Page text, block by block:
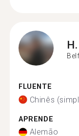
H.
FLUENTE
Chinês
APRENDE
Alemão